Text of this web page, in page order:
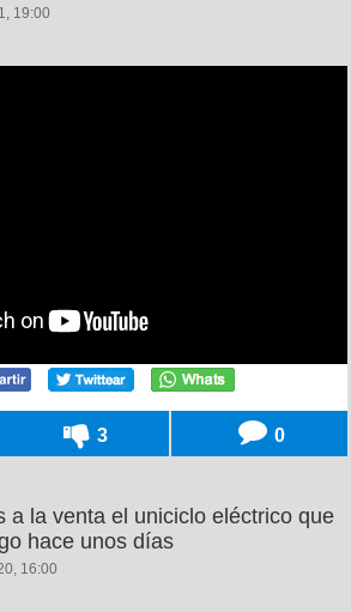
19:00
3 0
a la venta el uniciclo eléctrico que
hace unos días
16:00